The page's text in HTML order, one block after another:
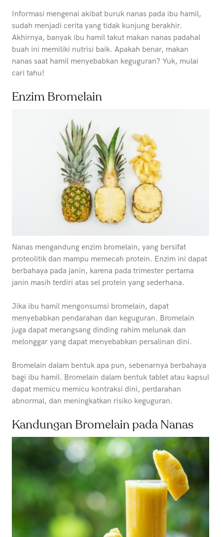
Informasi mengenai akibat buruk nanas pada ibu hamil,
sudah menjadi cerita yang tidak kunjung berakhir.
Akhirnya, banyak ibu hamil takut makan nanas padahal
buah ini memiliki nutrisi baik. Apakah benar, makan
nanas saat hamil menyebabkan keguguran? Yuk, mulai
cari tahu!
Enzim Bromelain
Nanas mengandung enzim bromelain, yang bersifat
proteolitik dan mampu memecah protein. Enzim ini dapat
berbahaya pada janin, karena pada trimester pertama
janin masih terdiri atas sel protein yang sederhana.
Jika ibu hamil mengonsumsi bromelain, dapat
menyebabkan pendarahan dan keguguran. Bromelain
juga dapat merangsang dinding rahim melunak dan
melonggar yang dapat menyebabkan persalinan dini.
Bromelain dalam bentuk apa pun, sebenarnya berbahaya
bagi ibu hamil. Bromelain dalam bentuk tablet atau kapsul
dapat memicu memicu kontraksi dini, perdarahan
abnormal, dan meningkatkan risiko keguguran.
Kandungan Bromelain pada Nanas